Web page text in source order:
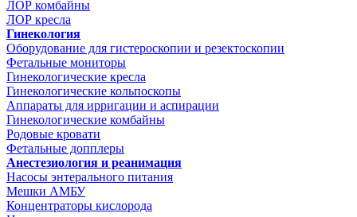
ЛОР комбайны
ЛОР кресла
Гинекология
Оборудование для гистероскопии и резектоскопии
Фетальные мониторы
Гинекологические кресла
Гинекологические кольпоскопы
Аппараты для ирригации и аспирации
Гинекологические комбайны
Родовые кровати
Фетальные допплеры
Анестезиология и реанимация
Насосы энтерального питания
Мешки АМБУ
Концентраторы кислорода